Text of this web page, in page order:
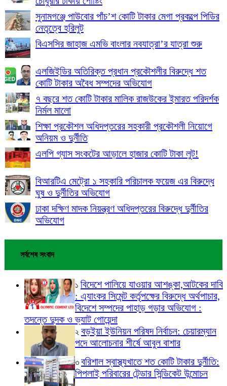
সুনামগঞ্জে পাউবোর পাঁচ’শ কোটি টাকার মেগা প্রকল্পে পিডির
নেতৃত্বে হরিলুট
বিএসসির জাহাজ এমভি বাংলার নবযাত্রা’র যাত্রা শুরু
এলজিইডির অতিরিক্ত প্রধান প্রকৌশলীর বিরুদ্ধে শত
কোটি টাকার অবৈধ সম্পদের অভিযোগ
৭ বছরে শত কোটি টাকার মালিক রাজউকের ইমারত পরিদর্শক
নির্মল মালো
শিক্ষা প্রকৌশল অধিদপ্তরের সহকারী প্রকৌশলী নিয়োগে
অনিয়ম ও দুর্নীতি
এলপি গ্যাস সংকটের আড়ালে হাজার কোটি টাকা লুট!
বিআরটিএ মেট্রো ১ সহকারি পরিচালক ফয়েজ এর বিরুদ্ধে
ঘুষ ও দুর্নীতির অভিযোগ
ঢাকা দক্ষিণ মাদক নিয়ন্ত্রণ অধিদপ্তরের বিরুদ্ধে দুর্নীতির
অভিযোগ
সর্বশেষ সংবাদ
১ বিদেশে পালিয়ে যাওয়ার আশঙ্কা,আটকের দাবি
: এ্যাংকর সিমেন্ট কর্তৃপক্ষের বিরুদ্ধে অর্থপাচার,
বিদেশে সম্পদের পাহাড় গড়ার অভিযোগ :
তদন্তে দুদক ও ভ্যাট গোয়েন্দা
২ বড়ইয়া ইউনিয়ন পরিষদ নির্বাচন: চেয়ারম্যান
পদে আলোচনার শীর্ষে আবুল বাশার
৩ বরিশাল স্বাস্থ্যখাতে শত কোটি টাকার দুর্নীতি:
পিপলাই পরিবারের টেন্ডার সিন্ডিকেট উন্মোচন